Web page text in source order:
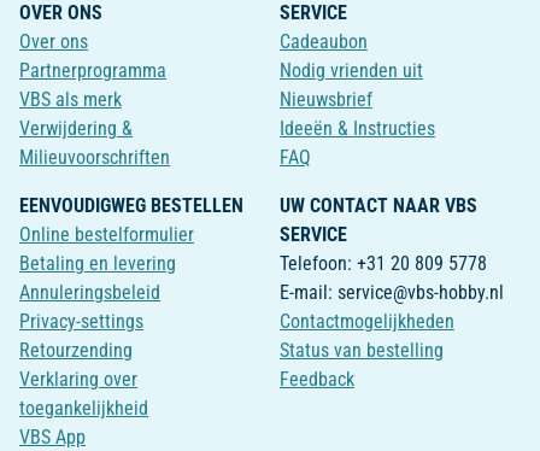
OVER ONS
Over ons
Partnerprogramma
VBS als merk
Verwijdering &
Milieuvoorschriften
SERVICE
Cadeaubon
Nodig vrienden uit
Nieuwsbrief
Ideeën & Instructies
FAQ
EENVOUDIGWEG BESTELLEN
Online bestelformulier
Betaling en levering
Annuleringsbeleid
Privacy-settings
Retourzending
Verklaring over
toegankelijkheid
VBS App
UW CONTACT NAAR VBS
SERVICE
Telefoon: +31 20 809 5778
E-mail: service@vbs-hobby.nl
Contactmogelijkheden
Status van bestelling
Feedback